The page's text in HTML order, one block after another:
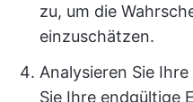
zu, um die
einzuschätzen.
Analysieren Sie
Sie Ihre endgültige